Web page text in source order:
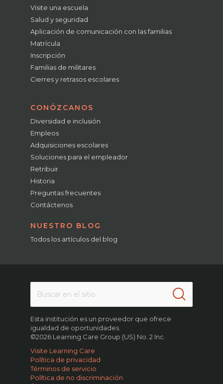
Visite una escuela
Salud y seguridad
Aplicación de comunicación con las familias
Matrícula
Inscripción
Familias de militares
Cierres y retrasos escolares
CONÓZCANOS
Diversidad e inclusión
Empleos
Adquisiciones escolares
Soluciones para el empleador
Retribuir
Historia
Preguntas frecuentes
Contáctenos
NUESTRO BLOG
Todos los artículos del blog
Esta institución es un proveedor que ofrece
igualdad de oportunidades.
©2026 Learning Care Group (US) No. 2 Inc.
Visite Learning Care
Política de privacidad
Términos de servicio
Política de no discriminación